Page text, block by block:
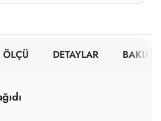
ÖLÇÜ DETAYLAR BAKIM